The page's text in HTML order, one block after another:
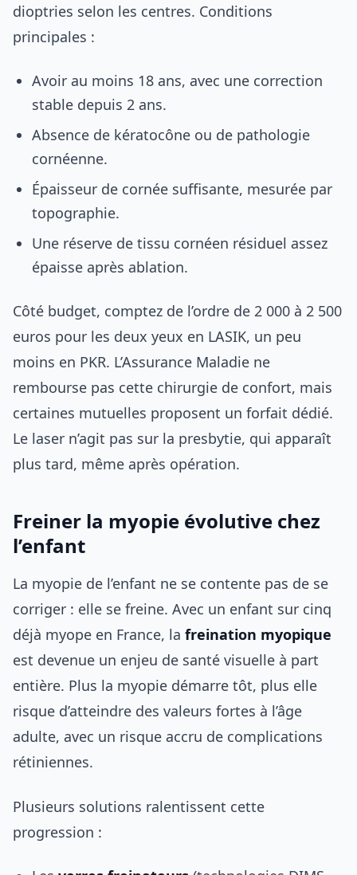
dioptries selon les centres. Conditions
principales :
Avoir au moins 18 ans, avec une correction
stable depuis 2 ans.
Absence de kératocône ou de pathologie
cornéenne.
Épaisseur de cornée suffisante, mesurée par
topographie.
Une réserve de tissu cornéen résiduel assez
épaisse après ablation.
Côté budget, comptez de l’ordre de 2 000 à 2 500
euros pour les deux yeux en LASIK, un peu
moins en PKR. L’Assurance Maladie ne
rembourse pas cette chirurgie de confort, mais
certaines mutuelles proposent un forfait dédié.
Le laser n’agit pas sur la presbytie, qui apparaît
plus tard, même après opération.
Freiner la myopie évolutive chez
l’enfant
La myopie de l’enfant ne se contente pas de se
corriger : elle se freine. Avec un enfant sur cinq
déjà myope en France, la freination myopique
est devenue un enjeu de santé visuelle à part
entière. Plus la myopie démarre tôt, plus elle
risque d’atteindre des valeurs fortes à l’âge
adulte, avec un risque accru de complications
rétiniennes.
Plusieurs solutions ralentissent cette
progression :